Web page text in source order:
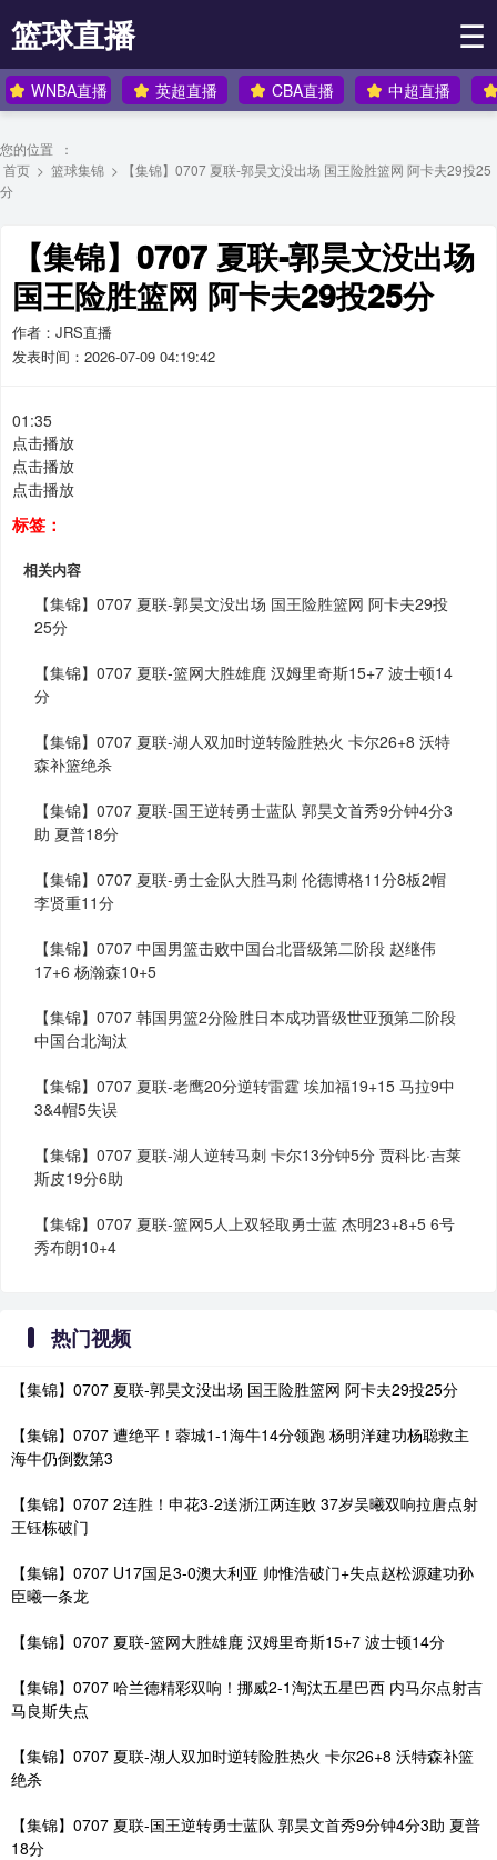
篮球直播 ☰
WNBA直播 英超直播 CBA直播 中超直播
您的位置 ：
首页 > 篮球集锦 > 【集锦】0707 夏联-郭昊文没出场 国王险胜篮网 阿卡夫29投25
分
【集锦】0707 夏联-郭昊文没出场
国王险胜篮网 阿卡夫29投25分
作者：JRS直播
发表时间：2026-07-09 04:19:42
01:35
点击播放
点击播放
点击播放
标签：
相关内容
【集锦】0707 夏联-郭昊文没出场 国王险胜篮网 阿卡夫29投
25分
【集锦】0707 夏联-篮网大胜雄鹿 汉姆里奇斯15+7 波士顿14
分
【集锦】0707 夏联-湖人双加时逆转险胜热火 卡尔26+8 沃特
森补篮绝杀
【集锦】0707 夏联-国王逆转勇士蓝队 郭昊文首秀9分钟4分3
助 夏普18分
【集锦】0707 夏联-勇士金队大胜马刺 伦德博格11分8板2帽
李贤重11分
【集锦】0707 中国男篮击败中国台北晋级第二阶段 赵继伟
17+6 杨瀚森10+5
【集锦】0707 韩国男篮2分险胜日本成功晋级世亚预第二阶段
中国台北淘汰
【集锦】0707 夏联-老鹰20分逆转雷霆 埃加福19+15 马拉9中
3&4帽5失误
【集锦】0707 夏联-湖人逆转马刺 卡尔13分钟5分 贾科比·吉莱
斯皮19分6助
【集锦】0707 夏联-篮网5人上双轻取勇士蓝 杰明23+8+5 6号
秀布朗10+4
热门视频
【集锦】0707 夏联-郭昊文没出场 国王险胜篮网 阿卡夫29投25分
【集锦】0707 遭绝平！蓉城1-1海牛14分领跑 杨明洋建功杨聪救主
海牛仍倒数第3
【集锦】0707 2连胜！申花3-2送浙江两连败 37岁吴曦双响拉唐点射
王钰栋破门
【集锦】0707 U17国足3-0澳大利亚 帅惟浩破门+失点赵松源建功孙
臣曦一条龙
【集锦】0707 夏联-篮网大胜雄鹿 汉姆里奇斯15+7 波士顿14分
【集锦】0707 哈兰德精彩双响！挪威2-1淘汰五星巴西 内马尔点射吉
马良斯失点
【集锦】0707 夏联-湖人双加时逆转险胜热火 卡尔26+8 沃特森补篮
绝杀
【集锦】0707 夏联-国王逆转勇士蓝队 郭昊文首秀9分钟4分3助 夏普
18分